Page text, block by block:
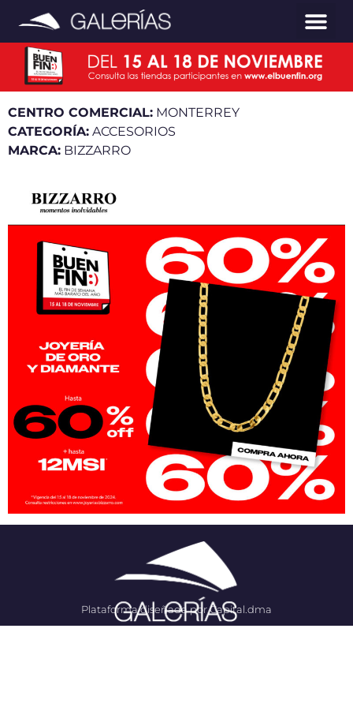
CENTRO COMERCIAL: MONTERREY
CATEGORÍA: ACCESORIOS
MARCA: BIZZARRO
Plataforma diseñada por Capital.dma